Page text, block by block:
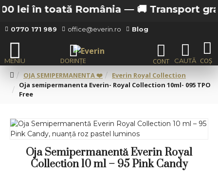
lei în toată România — 🚚 Transport
0770 171 989 office@everin.ro Blog
OJA SEMIPERMANENTA ❤️
Everin Royal Collection
Oja semipermanenta Everin- Royal Collection 10ml- 095 TPO
Free
Oja Semipermanentă Everin Royal
Collection 10 ml – 95 Pink Candy